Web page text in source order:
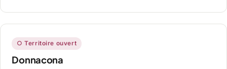
○ Territoire ouvert
Donnacona